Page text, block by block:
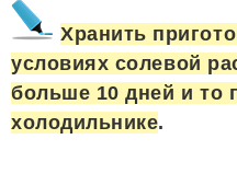
Хранить
условиях солевой
больше 10 дней и то
холодильнике.